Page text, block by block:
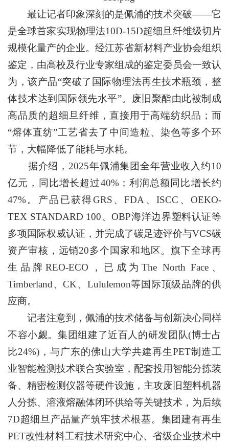
最让记者印象深刻的是佩浦的技术突破——它
是全球首家实现物理法10D-15D超细旦纤维级切片
规模化量产的企业。经江苏省新材料产业协会组织
鉴定，由高校及行业专家组成的鉴定委员会一致认
为，该产品“突破了国际物理法再生技术瓶颈，整
体技术达到国际领先水平”。废旧聚酯由此被制成
高品质的超细旦纤维，直接用于高端纺织品；而
“熔体直纺”工艺省去了中间造粒、染色等多个环
节，大幅降低了能耗与水耗。
据介绍，2025年佩浦集团全年营业收入约10
亿元，同比增长超过40%；利润总额同比增长约
47%。产品已获得GRS、FDA、ISCC、OEKO-
TEX STANDARD 100、OBP海洋边界塑料认证等
多项国际权威认证，并完成了碳足迹评价与VCS碳
资产审核，远销20多个国家和地区。旗下全球再
生品牌REO-ECO，已成为The North Face、
Timberland、CK、Lululemon等国际顶级品牌的供
应商。
记者注意到，佩浦的技术储备与创新决心同样
不容小觑。集团组建了近百人的研发团队(博士占
比24%)，与广东的佛山大学共建再生PET制造工
业智能检测技术联合实验室，配套投用智能分拣装
备、精密检测仪器等硬件设施，主攻废旧塑料机器
人分拣、溶液熔融体闭环供给等关键技术，为后续
7D超细旦产品量产筑牢技术根基。集团建有再生
PET改性材料工程技术研究中心、省级企业技术中